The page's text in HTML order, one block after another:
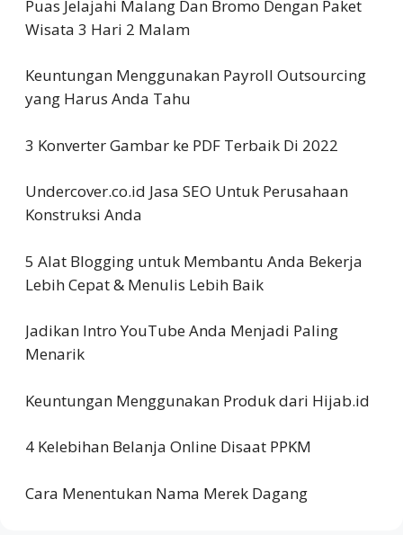
Puas Jelajahi Malang Dan Bromo Dengan Paket
Wisata 3 Hari 2 Malam
Keuntungan Menggunakan Payroll Outsourcing
yang Harus Anda Tahu
3 Konverter Gambar ke PDF Terbaik Di 2022
Undercover.co.id Jasa SEO Untuk Perusahaan
Konstruksi Anda
5 Alat Blogging untuk Membantu Anda Bekerja
Lebih Cepat & Menulis Lebih Baik
Jadikan Intro YouTube Anda Menjadi Paling
Menarik
Keuntungan Menggunakan Produk dari Hijab.id
4 Kelebihan Belanja Online Disaat PPKM
Cara Menentukan Nama Merek Dagang